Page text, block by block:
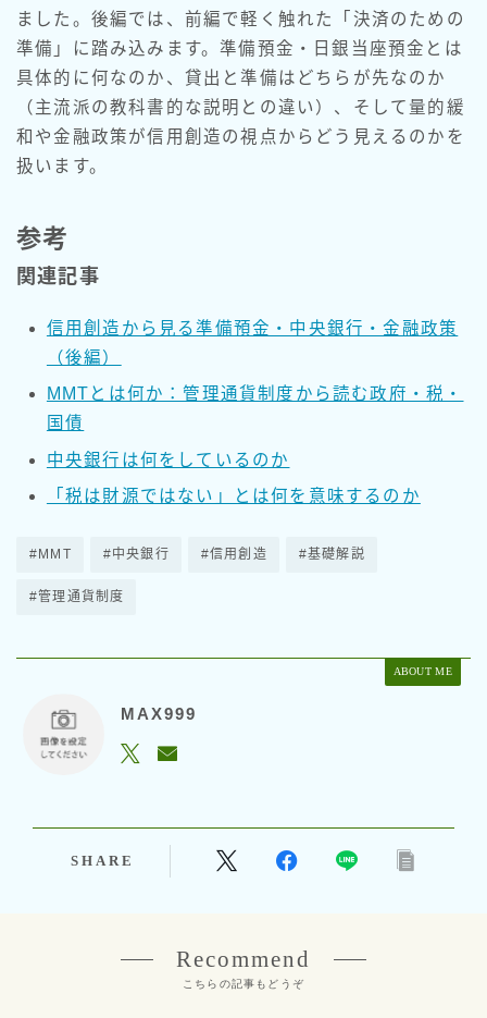
ました。後編では、前編で軽く触れた「決済のための
準備」に踏み込みます。準備預金・日銀当座預金とは
具体的に何なのか、貸出と準備はどちらが先なのか
（主流派の教科書的な説明との違い）、そして量的緩
和や金融政策が信用創造の視点からどう見えるのかを
扱います。
参考
関連記事
信用創造から見る準備預金・中央銀行・金融政策
（後編）
MMTとは何か：管理通貨制度から読む政府・税・
国債
中央銀行は何をしているのか
「税は財源ではない」とは何を意味するのか
#MMT #中央銀行 #信用創造 #基礎解説
#管理通貨制度
ABOUT ME
MAX999
SHARE
Recommend
こちらの記事もどうぞ